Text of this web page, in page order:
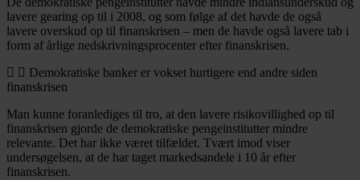
lavere gearing op til i 2008, og som følge af det havde de også
lavere overskud op til finanskrisen – men de havde også lavere tab i
form af årlige nedskrivningsprocenter efter finanskrisen.
Demokratiske banker er vokset hurtigere end andre siden
finanskrisen
Man kunne foranlediges til tro, at den lavere risikovillighed op til
finanskrisen gjorde de demokratiske pengeinstitutter mindre
relevante. Det har ikke været tilfældet. Tvært imod viser
undersøgelsen, at de har taget markedsandele i 10 år efter
finanskrisen.